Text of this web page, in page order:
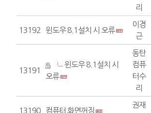
리
13192 윈도우 8.1설치 시 오류
이경
근
13191
윈도우 8.1설치 시
오류
동탄
컴퓨
터수
리
13190 컴퓨터 화면꺼짐
권재